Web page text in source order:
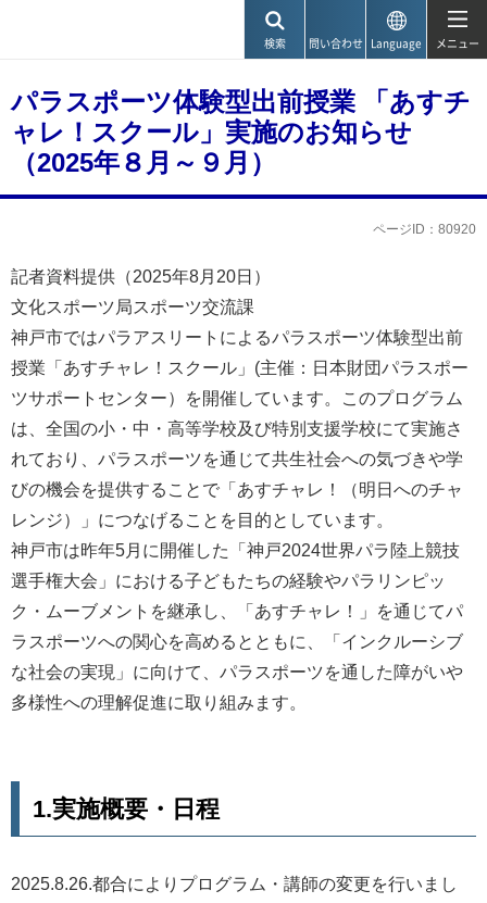
検索 問い合わせ Language メニュー
パラスポーツ体験型出前授業 「あすチ
ャレ！スクール」実施のお知らせ
（2025年８月～９月）
ページID：80920
記者資料提供（2025年8月20日）
文化スポーツ局スポーツ交流課
神戸市ではパラアスリートによるパラスポーツ体験型出前
授業「あすチャレ！スクール」(主催：日本財団パラスポー
ツサポートセンター）を開催しています。このプログラム
は、全国の小・中・高等学校及び特別支援学校にて実施さ
れており、パラスポーツを通じて共生社会への気づきや学
びの機会を提供することで「あすチャレ！（明日へのチャ
レンジ）」につなげることを目的としています。
神戸市は昨年5月に開催した「神戸2024世界パラ陸上競技
選手権大会」における子どもたちの経験やパラリンピッ
ク・ムーブメントを継承し、「あすチャレ！」を通じてパ
ラスポーツへの関心を高めるとともに、「インクルーシブ
な社会の実現」に向けて、パラスポーツを通した障がいや
多様性への理解促進に取り組みます。
1.実施概要・日程
2025.8.26.都合によりプログラム・講師の変更を行いまし